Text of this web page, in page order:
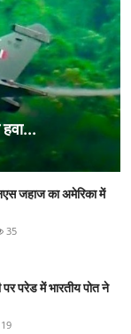
जहाज का अमेरिका में
35
परेड में भारतीय पोत ने
19